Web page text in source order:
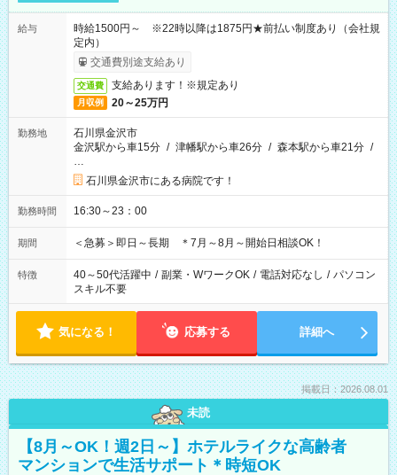
給与
時給1500円～ ※22時以降は1875円★前払い制度あり（会社規
定内）
交通費別途支給あり
交通費 支給あります！※規定あり
月収例 20～25万円
勤務地
石川県金沢市
金沢駅から車15分 / 津幡駅から車26分 / 森本駅から車21分 /
…
石川県金沢市にある病院です！
勤務時間 16:30～23：00
期間 ＜急募＞即日～長期 ＊7月～8月～開始日相談OK！
特徴 40～50代活躍中 / 副業・WワークOK / 電話対応なし / パソコン
スキル不要
気になる！ 応募する 詳細へ
掲載日：2026.08.01
未読
【8月～OK！週2日～】ホテルライクな高齢者
マンションで生活サポート＊時短OK